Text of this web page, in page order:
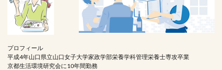
プロフィール
平成4年山口県立山口女子大学家政学部栄養学科管理栄養士専攻卒業
京都生活環境研究会に10年間勤務